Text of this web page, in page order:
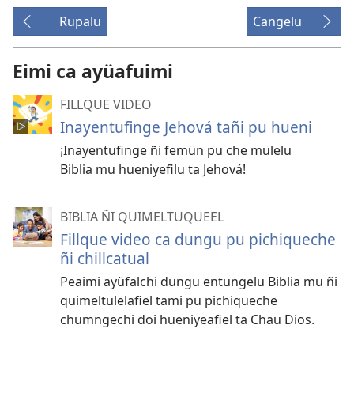
Rupalu Cangelu
Eimi ca ayüafuimi
FILLQUE VIDEO
Inayentufinge Jehová tañi pu hueni
¡Inayentufinge ñi femün pu che mülelu
Biblia mu hueniyefilu ta Jehová!
BIBLIA ÑI QUIMELTUQUEEL
Fillque video ca dungu pu pichiqueche
ñi chillcatual
Peaimi ayüfalchi dungu entungelu Biblia mu ñi
quimeltulelafiel tami pu pichiqueche
chumngechi doi hueniyeafiel ta Chau Dios.